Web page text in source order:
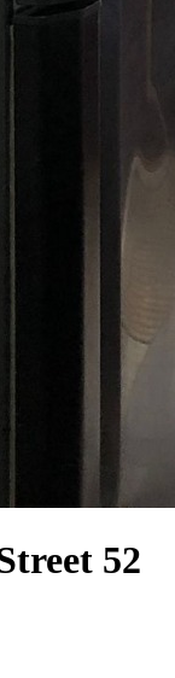
52